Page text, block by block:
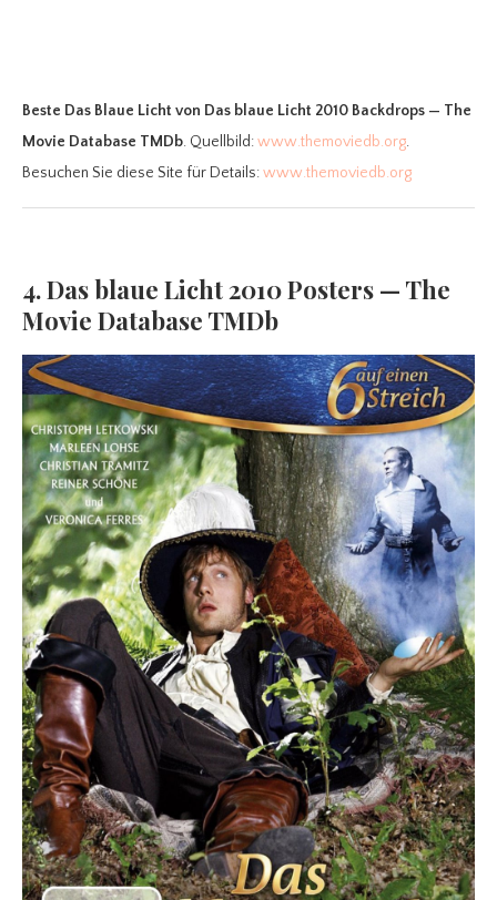
Beste Das Blaue Licht von Das blaue Licht 2010 Backdrops — The
Movie Database TMDb. Quellbild:www.themoviedb.org.
Besuchen Sie diese Site für Details:www.themoviedb.org
4. Das blaue Licht 2010 Posters — The
Movie Database TMDb